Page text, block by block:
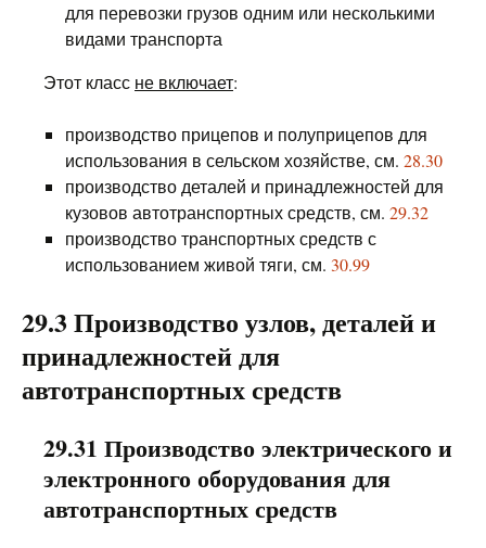
для перевозки грузов одним или несколькими
видами транспорта
Этот класс не включает:
производство прицепов и полуприцепов для
использования в сельском хозяйстве, см. 28.30
производство деталей и принадлежностей для
кузовов автотранспортных средств, см. 29.32
производство транспортных средств с
использованием живой тяги, см. 30.99
29.3 Производство узлов, деталей и
принадлежностей для
автотранспортных средств
29.31 Производство электрического и
электронного оборудования для
автотранспортных средств